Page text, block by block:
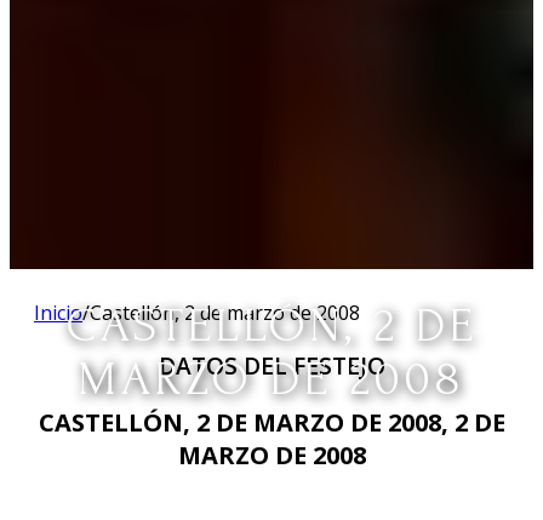
CASTELLÓN, 2 DE
MARZO DE 2008
Inicio/Castellón, 2 de marzo de 2008
DATOS DEL FESTEJO
CASTELLÓN, 2 DE MARZO DE 2008, 2 DE
MARZO DE 2008